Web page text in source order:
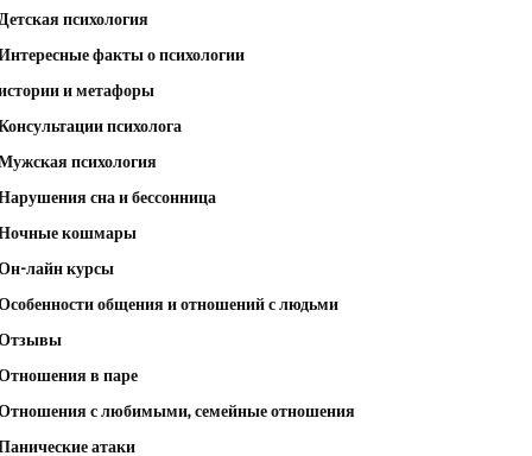
Детская психология
факты о психологии
и метафоры
психолога
психология
сна и бессонница
кошмары
лайн курсы
общения и отношений с людьми
в паре
с любимыми, семейные отношения
атаки